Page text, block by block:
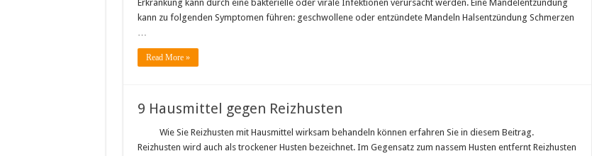
Erkrankung kann durch eine bakterielle oder virale Infektionen verursacht werden. Eine Mandelentzündung
kann zu folgenden Symptomen führen: geschwollene oder entzündete Mandeln Halsentzündung Schmerzen
…
Read More »
9 Hausmittel gegen Reizhusten
Wie Sie Reizhusten mit Hausmittel wirksam behandeln können erfahren Sie in diesem Beitrag.
Reizhusten wird auch als trockener Husten bezeichnet. Im Gegensatz zum nassem Husten entfernt Reizhusten